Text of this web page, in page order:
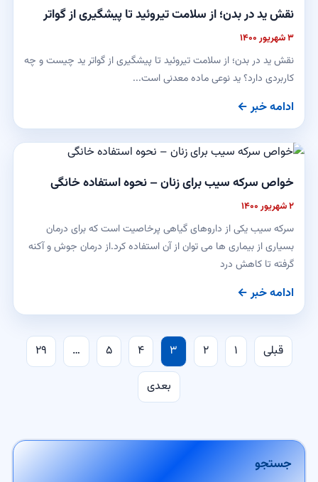
نقش ید در بدن؛ از سلامت تیروئید تا پیشگیری از گواتر
۳ شهریور ۱۴۰۰
نقش ید در بدن؛ از سلامت تیروئید تا پیشگیری از گواتر ید چیست و چه
کاربردی دارد؟ ید نوعی ماده معدنی است...
ادامه خبر ←
خواص سرکه سیب برای زنان – نحوه استفاده خانگی
۲ شهریور ۱۴۰۰
سرکه سیب یکی از داروهای گیاهی پرخاصیت است که برای درمان
بسیاری از بیماری ها می توان از آن استفاده کرد.از درمان جوش و آکنه
گرفته تا کاهش درد
ادامه خبر ←
صفحه‌بندی
قبلی ۱ ۲ ۳ ۴ ۵ …
۲۹
بعدی
جستجو